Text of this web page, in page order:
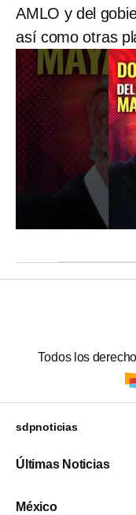
AMLO y del
así como otras
Todos los
sdpnoticias
Últimas Noticias
México